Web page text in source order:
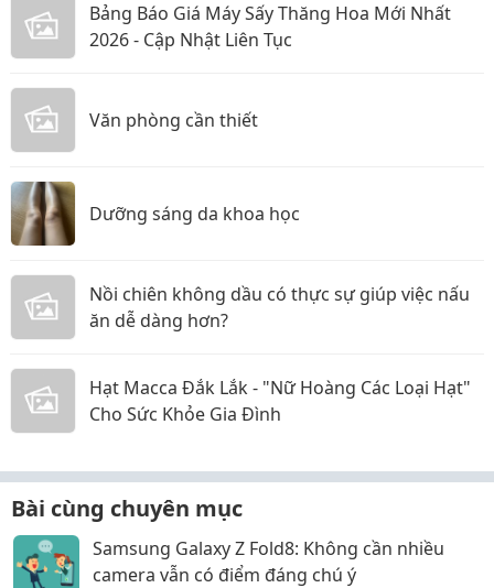
Bảng Báo Giá Máy Sấy Thăng Hoa Mới Nhất
2026 - Cập Nhật Liên Tục
Văn phòng cần thiết
Dưỡng sáng da khoa học
Nồi chiên không dầu có thực sự giúp việc nấu
ăn dễ dàng hơn?
Hạt Macca Đắk Lắk - "Nữ Hoàng Các Loại Hạt"
Cho Sức Khỏe Gia Đình
Bài cùng chuyên mục
Samsung Galaxy Z Fold8: Không cần nhiều
camera vẫn có điểm đáng chú ý